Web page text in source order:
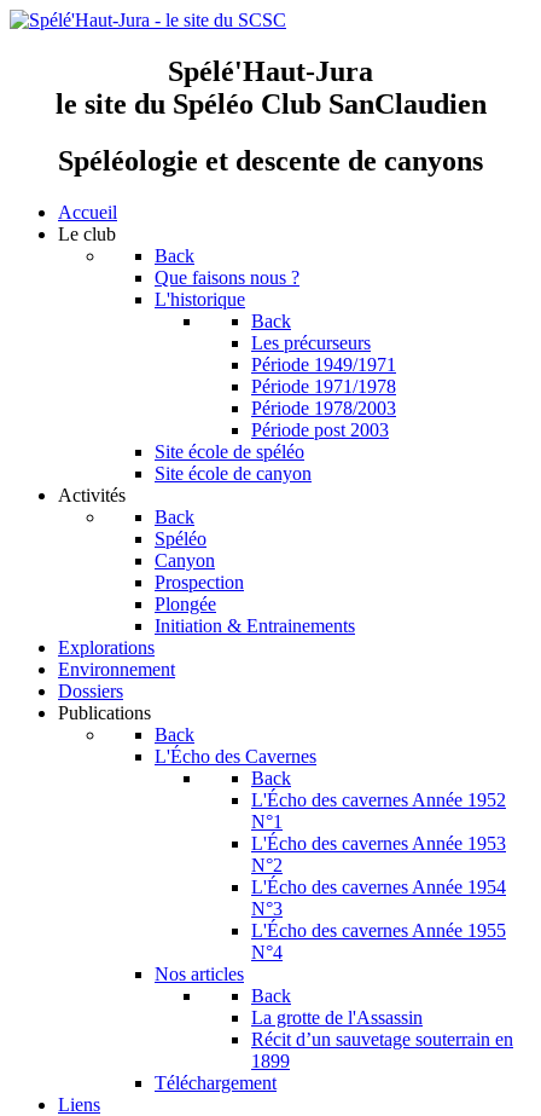
Spélé'Haut-Jura
le site du Spéléo Club SanClaudien
Spéléologie et descente de canyons
Accueil
Le club
Back
Que faisons nous ?
L'historique
Back
Les précurseurs
Période 1949/1971
Période 1971/1978
Période 1978/2003
Période post 2003
Site école de spéléo
Site école de canyon
Activités
Back
Spéléo
Canyon
Prospection
Plongée
Initiation & Entrainements
Explorations
Environnement
Dossiers
Publications
Back
L'Écho des Cavernes
Back
L'Écho des cavernes Année 1952
N°1
L'Écho des cavernes Année 1953
N°2
L'Écho des cavernes Année 1954
N°3
L'Écho des cavernes Année 1955
N°4
Nos articles
Back
La grotte de l'Assassin
Récit d’un sauvetage souterrain en
1899
Téléchargement
Liens